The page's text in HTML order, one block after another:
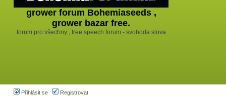
grower forum Bohemiaseeds ,
grower bazar free.
forum pro všechny , free speech forum - svoboda slova
Přihlásit se Registrovat